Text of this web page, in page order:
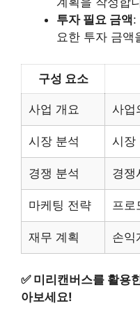
투자 필요 금액:
요한 투자 금액
구성 요소
사업 개요 사업
시장 분석 시장
경쟁 분석 경쟁
마케팅 전략 프로
재무 계획 손익
✅ 미리캔버스를 활용
아보세요!